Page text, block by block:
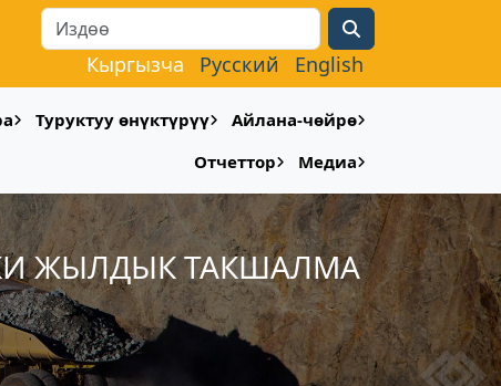
Search
Кыргызча Русский English
Туруктуу өнүктүрүү
Айлана-чөйрө
Отчеттор
Медиа
ЖЫЛДЫК ТАКШАЛМА